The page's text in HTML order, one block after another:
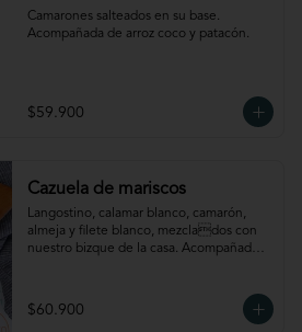
Camarones salteados en su base.
Acompañada de arroz coco y patacón.
$59.900
Cazuela de mariscos
Langostino, calamar blanco, camarón,
almeja y filete blanco, mezclados con
nuestro bizque de la casa. Acompañada
$60.900